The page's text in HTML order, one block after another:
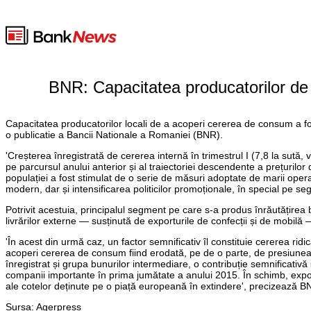
BNR: Capacitatea producatorilor
Capacitatea producatorilor locali de a acoperi cererea de consum a
o publicatie a Bancii Nationale a Romaniei (BNR).
'Creșterea înregistrată de cererea internă în trimestrul I (7,8 la
pe parcursul anului anterior și al traiectoriei descendente a
populației a fost stimulat de o serie de măsuri adoptate de marii
modern, dar și intensificarea politicilor promoționale, în special pe
Potrivit acestuia, principalul segment pe care s-a produs
livrărilor externe — susținută de exporturile de confecții și de mobilă
'În acest din urmă caz, un factor semnificativ îl constituie cererea
acoperi cererea de consum fiind erodată, pe de o parte, de
înregistrat și grupa bunurilor intermediare, o contribuție
companii importante în prima jumătate a anului 2015. În schimb,
ale cotelor deținute pe o piață europeană în extindere', precizează
Sursa: Agerpress